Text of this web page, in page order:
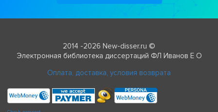
2014 -2026 New-disser.ru ©
Электронная библиотека диссертаций ФЛ Иванов Е О
Оплата, доставка, условия возврата